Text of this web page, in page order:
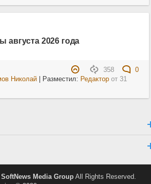
2026 года
358
0
Николай| Разместил: Редакторот 31
SoftNews Media Group All Rights Reserved.